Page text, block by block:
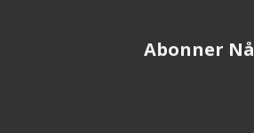
Abonner Nå